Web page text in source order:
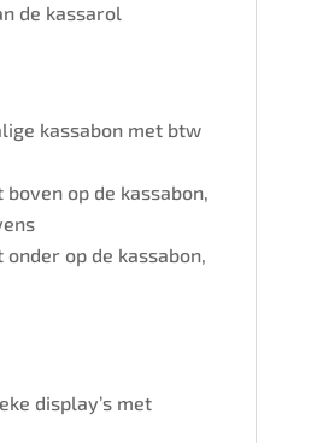
de kassarol
kassabon met btw
op de kassabon,
op de kassabon,
display’s met